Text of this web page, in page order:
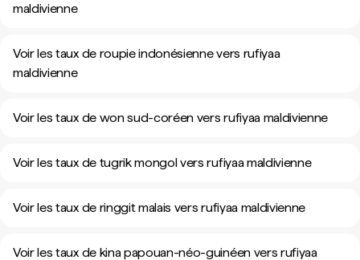
maldivienne
Voir les taux de roupie indonésienne vers rufiyaa
maldivienne
Voir les taux de won sud-coréen vers rufiyaa maldivienne
Voir les taux de tugrik mongol vers rufiyaa maldivienne
Voir les taux de ringgit malais vers rufiyaa maldivienne
Voir les taux de kina papouan-néo-guinéen vers rufiyaa